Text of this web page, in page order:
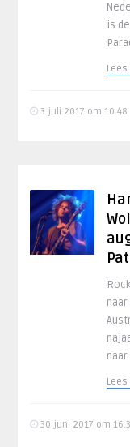
is
Lees
3 juli 2017 om 10:48
Lees
30 juni 2017 om